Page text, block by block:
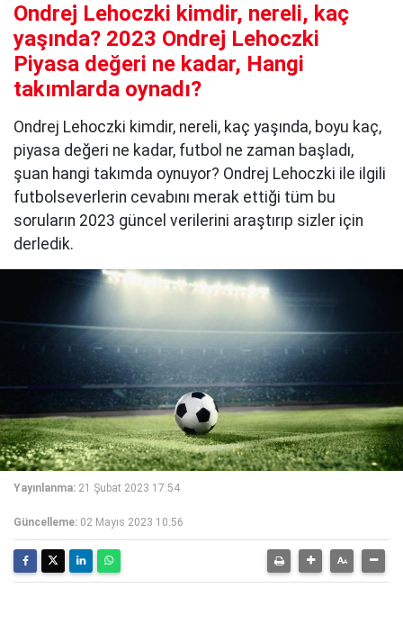
Ondrej Lehoczki kimdir, nereli, kaç
yaşında? 2023 Ondrej Lehoczki
Piyasa değeri ne kadar, Hangi
takımlarda oynadı?
Ondrej Lehoczki kimdir, nereli, kaç yaşında, boyu kaç,
piyasa değeri ne kadar, futbol ne zaman başladı,
şuan hangi takımda oynuyor? Ondrej Lehoczki ile ilgili
futbolseverlerin cevabını merak ettiği tüm bu
soruların 2023 güncel verilerini araştırıp sizler için
derledik.
Yayınlanma: 21 Şubat 2023 17:54
Güncelleme: 02 Mayıs 2023 10:56